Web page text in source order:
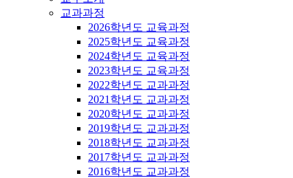
교과과정
2026학년도 교육과정
2025학년도 교육과정
2024학년도 교육과정
2023학년도 교육과정
2022학년도 교과과정
2021학년도 교과과정
2020학년도 교과과정
2019학년도 교과과정
2018학년도 교과과정
2017학년도 교과과정
2016학년도 교과과정